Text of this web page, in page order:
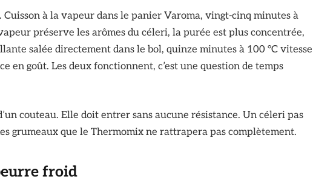
à la vapeur dans le panier Varoma, vingt-cinq minutes à
préserve les arômes du céleri, la purée est plus concentrée,
salée directement dans le bol, quinze minutes à 100 °C vitesse
en goût. Les deux fonctionnent, c’est une question de temps
couteau. Elle doit entrer sans aucune résistance. Un céleri pas
grumeaux que le Thermomix ne rattrapera pas complètement.
froid